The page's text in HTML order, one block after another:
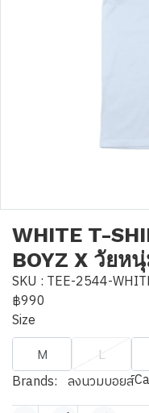
WHITE T-
BOYZ X วัยห
SKU : TEE-2544-
฿990
Size
M L
Brands: ลงนวมบอยส์